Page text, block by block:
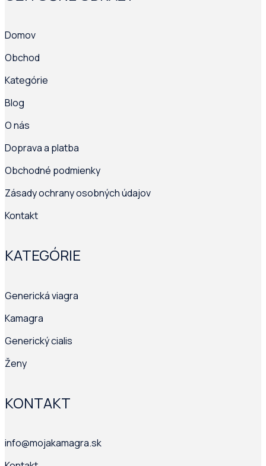
Domov
Obchod
Kategórie
Blog
O nás
Doprava a platba
Obchodné podmienky
Zásady ochrany osobných údajov
Kontakt
KATEGÓRIE
Generická viagra
Kamagra
Generický cialis
Ženy
KONTAKT
info@mojakamagra.sk